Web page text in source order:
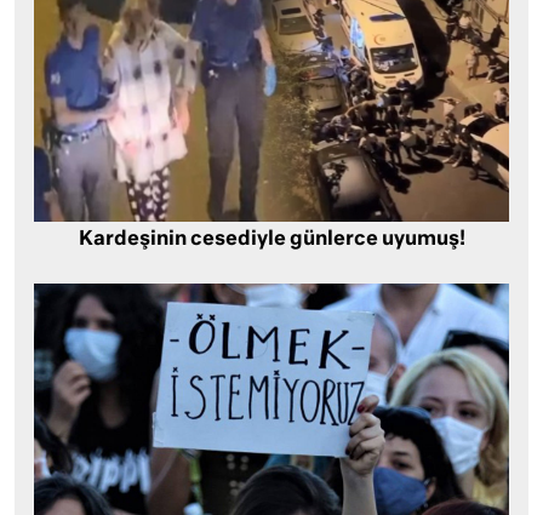
Kardeşinin cesediyle günlerce uyumuş!